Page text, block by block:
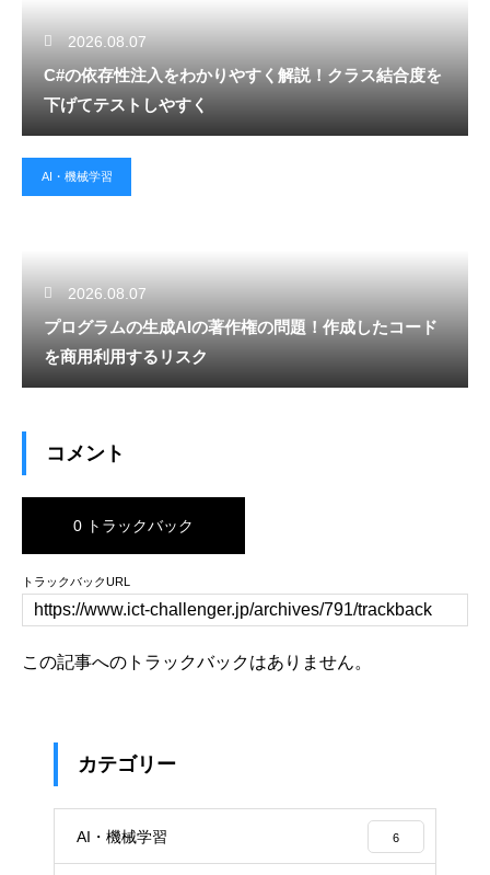
2026.08.07
C#の依存性注入をわかりやすく解説！クラス結合度を
下げてテストしやすく
AI・機械学習
2026.08.07
プログラムの生成AIの著作権の問題！作成したコード
を商用利用するリスク
コメント
0 トラックバック
トラックバックURL
この記事へのトラックバックはありません。
カテゴリー
AI・機械学習 6